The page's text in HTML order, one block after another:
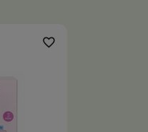
favorite_border